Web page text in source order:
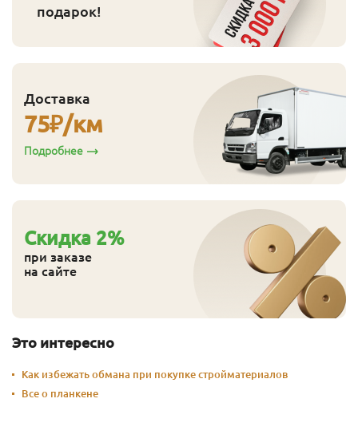
подарок!
Доставка
75₽/км
Подробнее
Cкидка 2%
при заказе
на сайте
Это интересно
Как избежать обмана при покупке стройматериалов
Все о планкене